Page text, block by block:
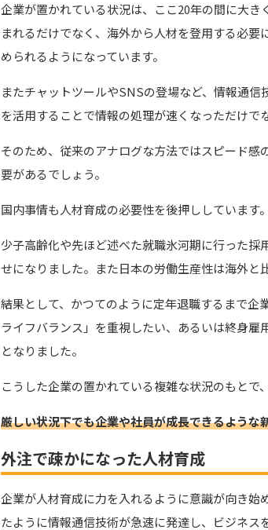
企業が置かれている状況は、ここ20年の間に大
まれるだけでなく、海外から人材を登用する必
められるようになっています。
またチャットツールやSNSの登場など、情報通
を活用することで情報の処理が速くなっただけで
そのため、従来のアナログな方法ではスピード
要があるでしょう。
国内事情も人材育成の必要性を後押ししています。
少子高齢化や先ほど述べた就職氷河期に行った
せになりました。また日本の労働生産性は海外と
結果として、かつてのように定年退職するまで
ライフバランス」を重視したい、あるいは終身
となりました。
こうした企業の置かれている複雑な状況のもとで
厳しい状況下でも企業や社員が成長できるよう
外注で疎かになった人材育成
企業が人材育成に力を入れるように意識が向き始
たように情報通信技術が急速に発達し、ビジネス